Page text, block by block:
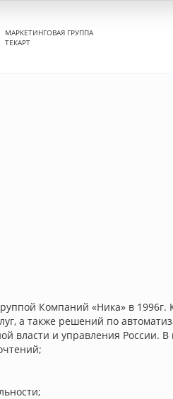
МАРКЕТИНГОВАЯ ГРУППА
ТЕКАРТ
Компаний «Ника» в
а также решений по
власти и управления России.